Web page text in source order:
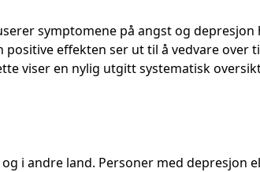
symptomene på angst og depresjon
effekten ser ut til å vedvare over
viser en nylig utgitt systematisk
i andre land. Personer med depresjon